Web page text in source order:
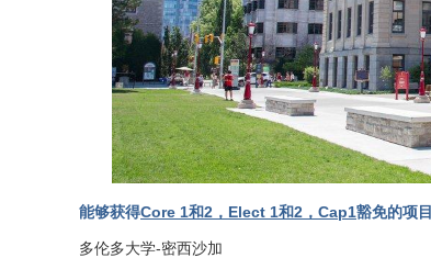
能够获得Core 1和2，Elect 1和2，Cap1豁免的项目
多伦多大学-密西沙加